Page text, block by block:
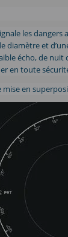
les
diamètre et
écho, de
en toute
en